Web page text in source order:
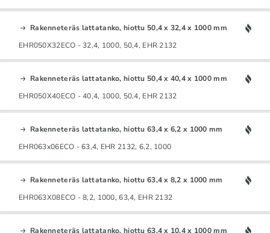
Rakenneteräs lattatanko, hiottu 50,4 x 32,4 x 1000 mm
EHR050X32ECO - 32,4, 1000, 50,4, EHR 2132
Rakenneteräs lattatanko, hiottu 50,4 x 40,4 x 1000 mm
EHR050X40ECO - 40,4, 1000, 50,4, EHR 2132
Rakenneteräs lattatanko, hiottu 63,4 x 6,2 x 1000 mm
EHR063x06ECO - 63,4, EHR 2132, 6,2, 1000
Rakenneteräs lattatanko, hiottu 63,4 x 8,2 x 1000 mm
EHR063X08ECO - 8,2, 1000, 63,4, EHR 2132
Rakenneteräs lattatanko, hiottu 63,4 x 10,4 x 1000 mm